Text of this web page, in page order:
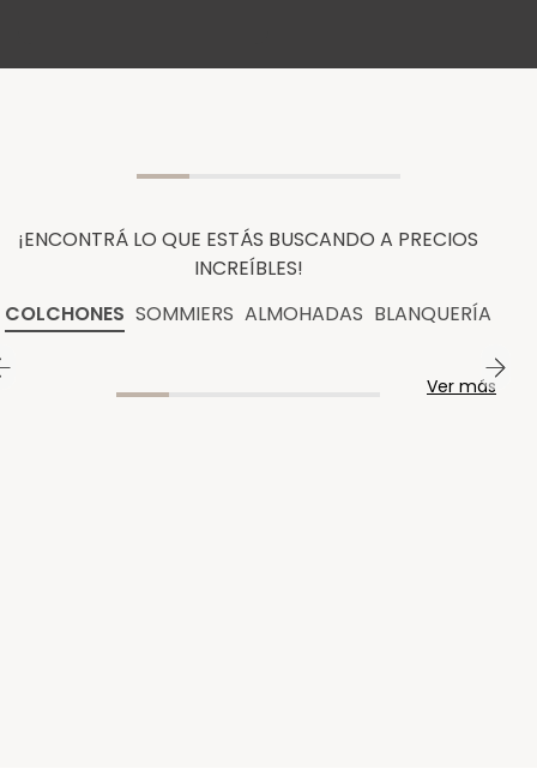
¡ENCONTRÁ LO QUE ESTÁS BUSCANDO A PRECIOS
INCREÍBLES!
COLCHONES SOMMIERS ALMOHADAS BLANQUERÍA
Ver más